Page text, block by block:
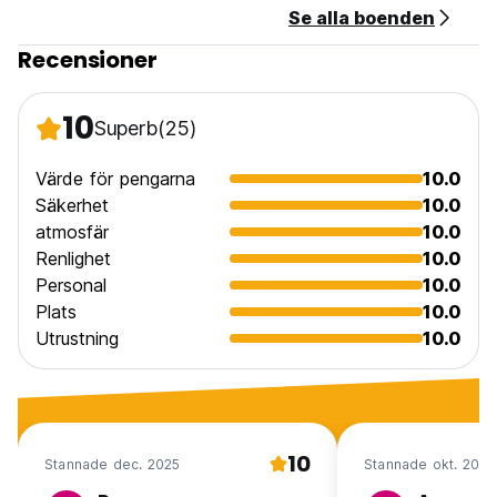
Barnvänlig (Auto-translated from original language)
Se alla boenden
Recensioner
10Superb(25)
Värde för pengarna
10.0
Säkerhet
10.0
atmosfär
10.0
Renlighet
10.0
Personal
10.0
Plats
10.0
Utrustning
10.0
Stannade dec. 2025 10 Stannade okt. 2024